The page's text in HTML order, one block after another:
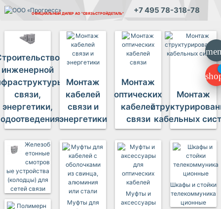
ОФИЦИАЛЬНЫЙ ДИЛЕР АО "СВЯЗЬСТРОЙДЕТАЛЬ" +7 495 78-318-78
инженерной
связи,
энергетики,
Железоб
етонные
смотров
ые устройства
(колодцы) для
сетей связи
Монтаж
кабелей
связи и
энергетики
Муфты для
Монтаж
оптических
кабелей
связи
Муфты и
аксессуары
Монтаж
кабельных
Шкафы и стойки
телекоммуника
ционные